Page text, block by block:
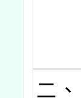
二、